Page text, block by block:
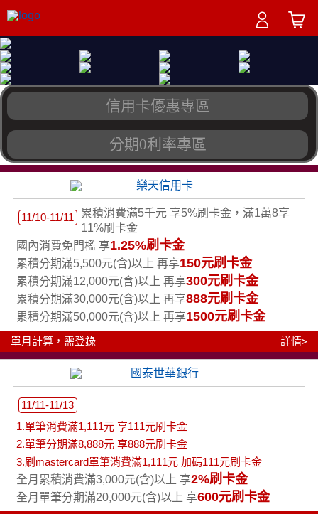
信用卡優惠專區
分期0利率專區
11/10-11/11
累積消費滿5千元 享5%刷卡金，滿1萬8享
11%刷卡金
國內消費免門檻 享1.25%刷卡金
累積分期滿5,500元(含)以上 再享150元刷卡金
累積分期滿12,000元(含)以上 再享300元刷卡金
累積分期滿30,000元(含)以上 再享888元刷卡金
累積分期滿50,000元(含)以上 再享1500元刷卡金
單月計算，需登錄 詳情>
11/11-11/13
1.單筆消費滿1,111元 享111元刷卡金
2.單筆分期滿8,888元 享888元刷卡金
3.刷mastercard單筆消費滿1,111元 加碼111元刷卡金
全月累積消費滿3,000元(含)以上 享2%刷卡金
全月單筆分期滿20,000元(含)以上 享600元刷卡金